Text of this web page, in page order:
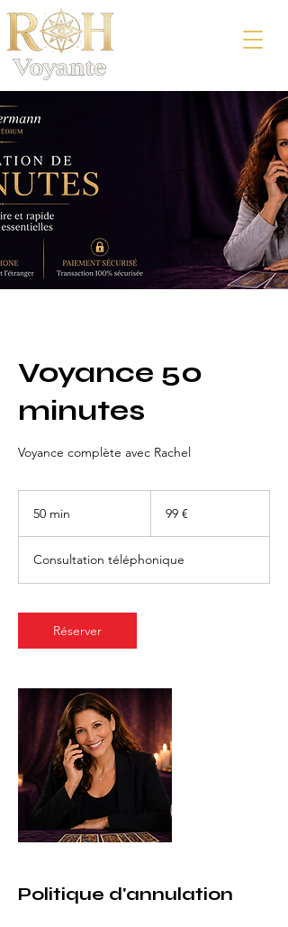
Voyance 50
minutes
Voyance complète avec Rachel
50 min
i
n
99 €
Consultation téléphonique
Réserver
Politique d'annulation